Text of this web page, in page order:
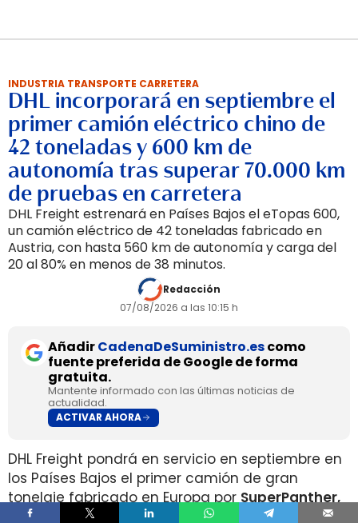
INDUSTRIA TRANSPORTE CARRETERA
DHL incorporará en septiembre el
primer camión eléctrico chino de
42 toneladas y 600 km de
autonomía tras superar 70.000 km
de pruebas en carretera
DHL Freight estrenará en Países Bajos el eTopas 600,
un camión eléctrico de 42 toneladas fabricado en
Austria, con hasta 560 km de autonomía y carga del
20 al 80% en menos de 38 minutos.
Redacción
07/08/2026 a las 10:15 h
AñadirCadenaDeSuministro.escomo
fuente preferida de Google de forma
gratuita.
Mantente informado con las últimas noticias de
actualidad.
ACTIVAR AHORA
DHL Freight pondrá en servicio en septiembre en
los Países Bajos el primer camión de gran
tonelaje fabricado en Europa por SuperPanther,
después de trasladar la unidad desde Austria